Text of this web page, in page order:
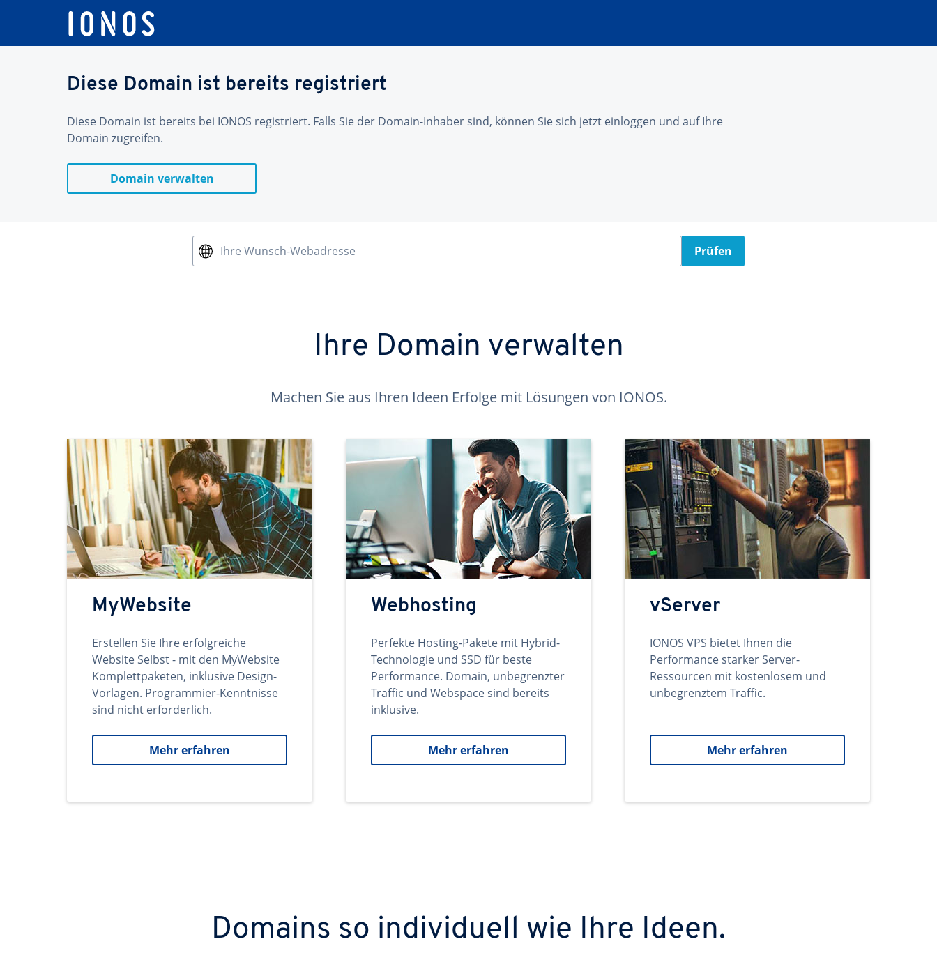
Diese Domain ist bereits registriert
Diese Domain ist bereits bei IONOS registriert. Falls Sie der Domain-Inhaber sind, können Sie sich jetzt einloggen und auf Ihre
Domain zugreifen.
Domain verwalten
Ihre Wunsch-Webadresse Prüfen
Ihre Domain verwalten
Machen Sie aus Ihren Ideen Erfolge mit Lösungen von IONOS.
MyWebsite
Erstellen Sie Ihre erfolgreiche
Website Selbst - mit den MyWebsite
Komplettpaketen, inklusive Design-
Vorlagen. Programmier-Kenntnisse
sind nicht erforderlich.
Mehr erfahren
Webhosting
Perfekte Hosting-Pakete mit Hybrid-
Technologie und SSD für beste
Performance. Domain, unbegrenzter
Traffic und Webspace sind bereits
inklusive.
Mehr erfahren
vServer
IONOS VPS bietet Ihnen die
Performance starker Server-
Ressourcen mit kostenlosem und
unbegrenztem Traffic.
Mehr erfahren
Domains so individuell wie Ihre Ideen.